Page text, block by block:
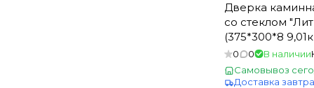
Дверка
со стеклом
(375*300*8
0 0 В наличии
Самовывоз
Доставка завтра